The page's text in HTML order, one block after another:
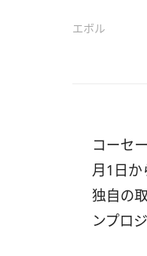
エボル
コーセ
月1日
独自の
ンプロ